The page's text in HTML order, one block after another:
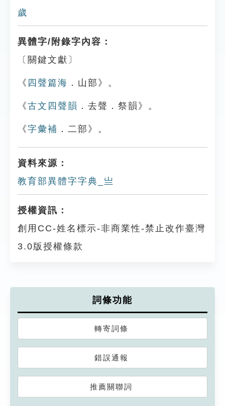
歲
異體字/附錄字內容：
〔關鍵文獻〕
《 四聲篇海 ．山部》。
《古文四聲韻 ．去聲．祭韻》。
《字彙補 ．二部》。
資料來源：
教育部異體字字典_亗
授權資訊：
創用CC-姓名標示-非商業性-禁止改作臺灣
3.0版授權條款
詞條功能
轉寄詞條
錯誤通報
推薦關聯詞